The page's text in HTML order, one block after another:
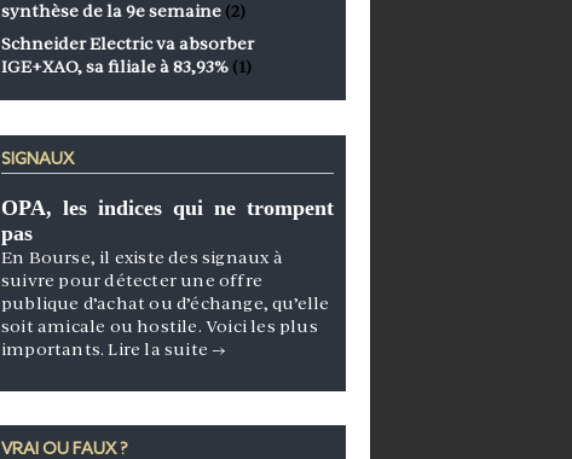
synthèse de la 9e semaine (2)
Schneider Electric va absorber
IGE+XAO, sa filiale à 83,93% (1)
SIGNAUX
OPA, les indices qui ne trompent
pas
En Bourse, il existe des signaux à
suivre pour détecter une offre
publique d’achat ou d’échange, qu’elle
soit amicale ou hostile. Voici les plus
importants.Lire la suite →
VRAI OU FAUX ?